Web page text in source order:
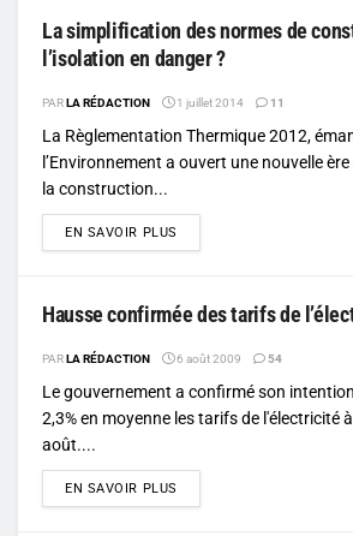
La simplification des normes de
l’isolation en danger ?
PARLA RÉDACTION 1 juillet 2014 11
La Règlementation Thermique 2012,
l’Environnement a ouvert une nouvelle
la construction...
EN SAVOIR PLUS
Hausse confirmée des tarifs de
PARLA RÉDACTION 6 août 2009 54
Le gouvernement a confirmé son
2,3% en moyenne les tarifs de l'électricité
août....
EN SAVOIR PLUS